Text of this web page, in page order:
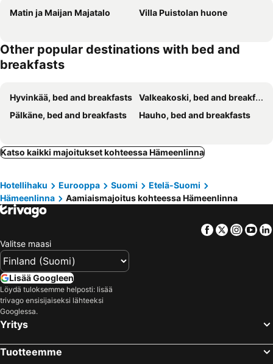
Matin ja Maijan Majatalo Villa Puistolan huone
Other popular destinations with bed and
breakfasts
Hyvinkää, bed and breakfasts
Valkeakoski, bed and breakfasts
Pälkäne, bed and breakfasts
Hauho, bed and breakfasts
Katso kaikki majoitukset kohteessa Hämeenlinna
Hotellihaku Eurooppa Suomi
Etelä-Suomi
Hämeenlinna
Aamiaismajoitus kohteessa Hämeenlinna
Facebook
Twitter
Valitse maasi
Lisää Googleen
Löydä tuloksemme helposti: lisää
trivago ensisijaiseksi lähteeksi
Googlessa.
Yritys
Tuotteemme